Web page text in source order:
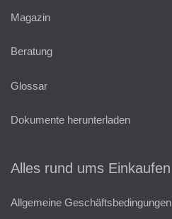
Magazin
Beratung
Glossar
Dokumente herunterladen
Alles rund ums Einkaufen
Allgemeine Geschäftsbedingungen